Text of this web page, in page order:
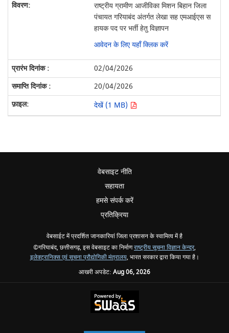
राष्ट्रीय ग्रामीण आजीविका मिशन बिहान जिला
पंचायत गरियाबंद अंतर्गत लेखा सह एमआईएस स
हायक पद पर भर्ती हेतु विज्ञापन
आवेदन के लिए यहाँ क्लिक करें
02/04/2026
20/04/2026
देखें (1 MB)
वेबसाइट नीति
सहायता
हमसे संपर्क करें
प्रतिक्रिया
वेबसाईट में प्रदर्शित जानकारियां जिला प्रशासन के स्वामित्व में है
©गरियाबंद, छत्तीसगढ़, इस वेबसाइट का निर्माणराष्ट्रीय सूचना विज्ञान केन्द्र,
इलेक्ट्रानिक्स एवं सूचना प्रौद्योगिकी मंत्रालय, भारत सरकार द्वारा किया गया है।
आखरी अपडेट: Aug 06, 2026